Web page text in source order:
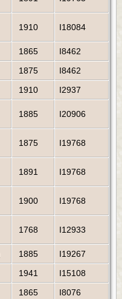
1910 I18084
1865
I8462
1875
I8462
1910 I2937
1885 I20906
1875 I19768
1891 I19768
1900 I19768
1768 I12933
1885
I19267
1941
I15108
1865
I8076